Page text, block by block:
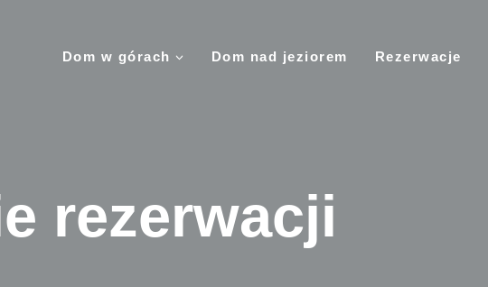
Dom w górach Dom nad jeziorem Rezerwacje
rezerwacji